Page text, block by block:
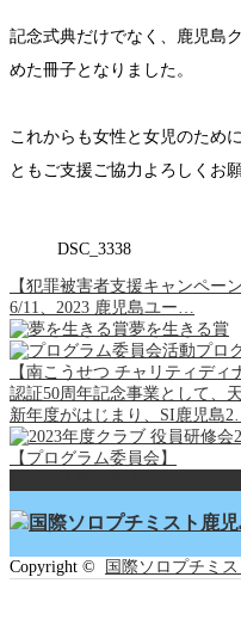
記念式典だけでなく、鹿児島
めた冊子となりました。
これからも女性と女児のため
ともご支援ご協力よろしくお
DSC_3338
【犯罪被害者支援キャンペー
6/11、2023 鹿児島ユー…
夢を生きる賞
プロ
【南こうせつ チャリティディ
認証50周年記念事業として、
新年度がはじまり、SI鹿児島2…
【プログラム委員会】
Copyright © 国際ソロプチミ